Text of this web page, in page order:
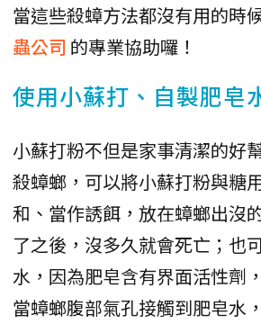
當這些殺蟑方法都沒有用的時
蟲公司 的專業協助囉！
使用小蘇打、自製肥皂
小蘇打粉不但是家事清潔的好
殺蟑螂，可以將小蘇打粉與糖
和、當作誘餌，放在蟑螂出沒
了之後，沒多久就會死亡；也
水，因為肥皂含有界面活性劑
當蟑螂腹部氣孔接觸到肥皂水